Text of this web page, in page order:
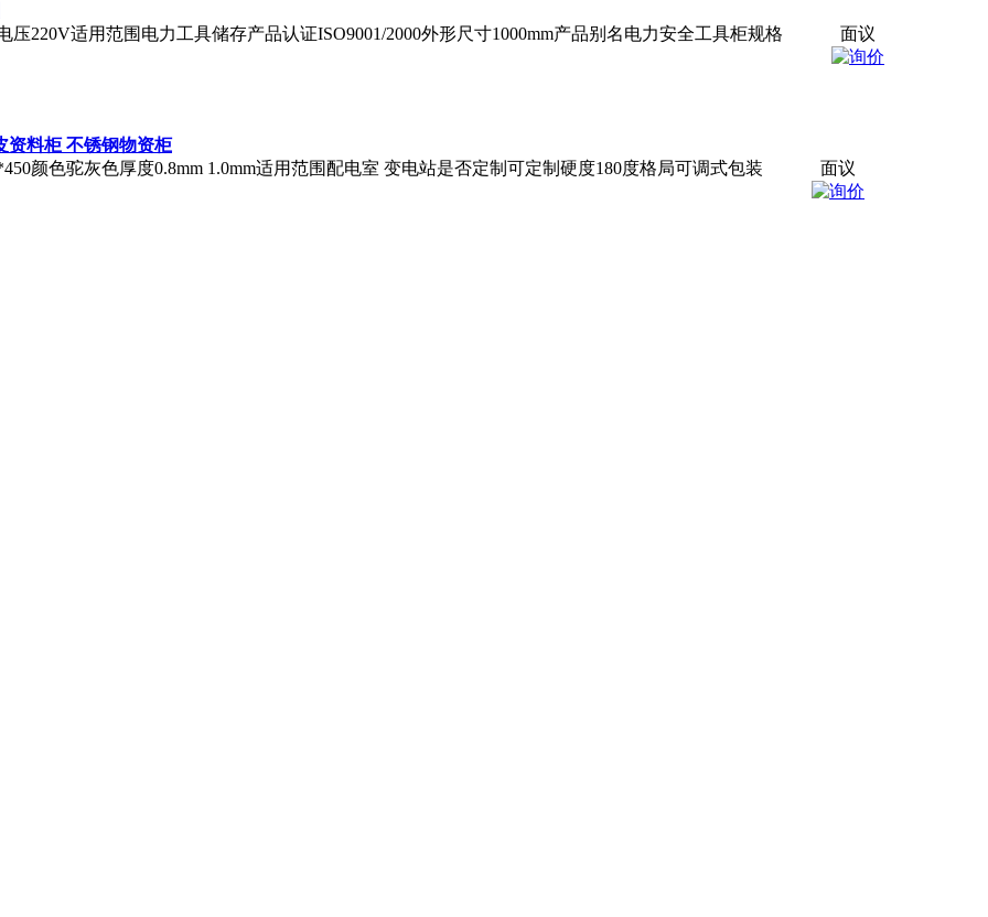
压220V适用范围 电力工具储存产品认证ISO9001/2000外形尺寸1000mm产品别名电力安全工具柜规格
面议
资料柜 不锈钢物资柜
颜色驼灰色厚度0.8mm 1.0mm适用范围配电室 变电站是否定制可定制硬度180度格局可调式包装
面议